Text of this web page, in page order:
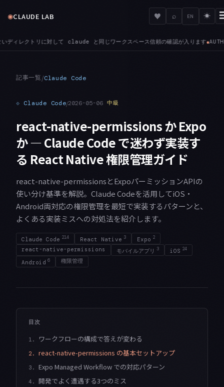
◉CLAUDE LAB ♥ ⌕ EN ☀
スペース信頼の確認が入ります ●AUTH — 一時的な401をきっかけに長期の
記事一覧/Claude Code
⟐ Claude Code/2026-05-06 中級
react-native-permissions か Expo
か — Claude Code で迷わず実装す
る React Native 権限管理ガイド
react-native-permissionsとExpoパーミッションAPIの
使い分け基準を解説。Claude Codeを活用してiOS・
Android両対応の権限管理を最短で実装するパターンと、
よくある実装ミスへの対処法を紹介します。
Claude Code 214 React Native 3 Expo 2
react-native-permissions モバイルアプリ 3 iOS 24
Android 6 権限管理
目次
1. ワークフローの構成で答えが変わる
2. react-native-permissions の基本セットアップ
3. Expo Managed Workflow での対応パターン
4. 開発でよく遭遇する3つのミス